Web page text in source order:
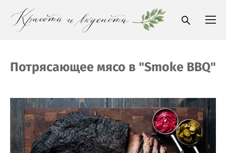
Потрясающее мясо в "Smoke BBQ"